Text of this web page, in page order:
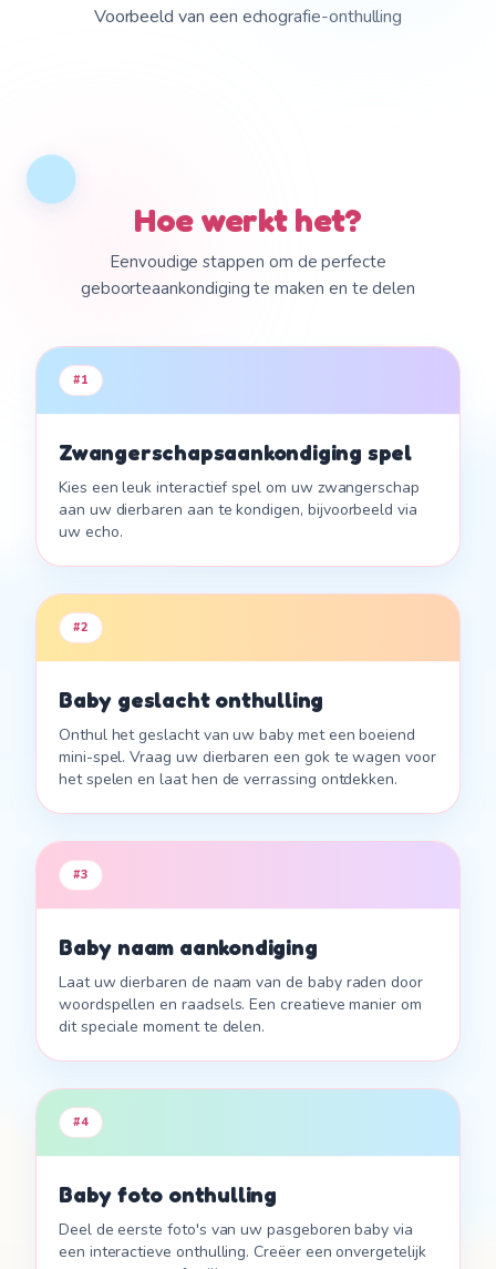
Voorbeeld van een echografie-onthulling
Familie
We hebben een
ise
Tik om onze
aankondiging te
ontdekken.
Hoe werkt het?
Eenvoudige stappen om de perfecte
geboorteaankondiging te maken en te delen
#1
Zwangerschapsaankondiging spel
Kies een leuk interactief spel om uw zwangerschap
aan uw dierbaren aan te kondigen, bijvoorbeeld via
uw echo.
#2
Baby geslacht onthulling
Onthul het geslacht van uw baby met een boeiend
mini-spel. Vraag uw dierbaren een gok te wagen voor
het spelen en laat hen de verrassing ontdekken.
#3
Baby naam aankondiging
Laat uw dierbaren de naam van de baby raden door
woordspellen en raadsels. Een creatieve manier om
dit speciale moment te delen.
#4
Baby foto onthulling
Deel de eerste foto's van uw pasgeboren baby via
een interactieve onthulling. Creëer een onvergetelijk